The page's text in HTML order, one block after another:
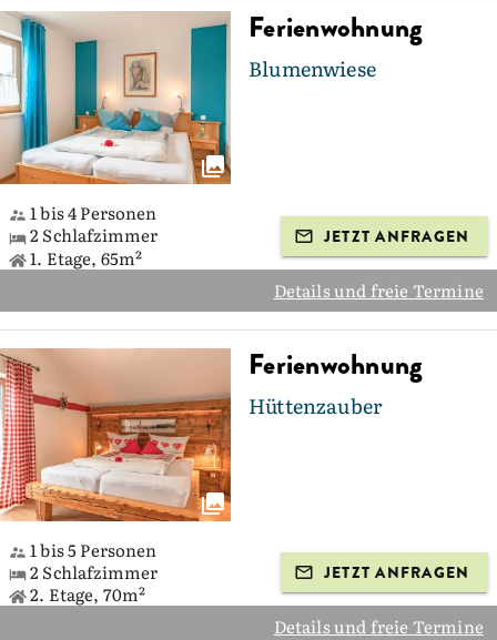
Ferienwohnung
Blumenwiese
1 bis 4 Personen
2 Schlafzimmer
1. Etage, 65m²
JETZT ANFRAGEN
Details und freie Termine
Ferienwohnung
Hüttenzauber
1 bis 5 Personen
2 Schlafzimmer
2. Etage, 70m²
JETZT ANFRAGEN
Details und freie Termine